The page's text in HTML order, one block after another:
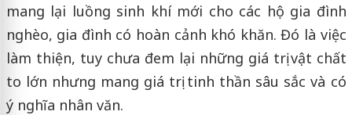
mang lại luồng sinh khí mới cho các hộ gia đình
nghèo, gia đình có hoàn cảnh khó khăn. Đó là việc
làm thiện, tuy chưa đem lại những giá trị vật chất
to lớn nhưng mang giá trị tinh thần sâu sắc và có
ý nghĩa nhân văn.